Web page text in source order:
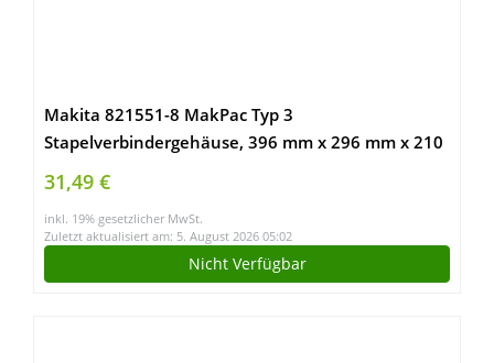
Makita 821551-8 MakPac Typ 3
Stapelverbindergehäuse, 396 mm x 296 mm x 210
mm, Blau
31,49 €
inkl. 19% gesetzlicher MwSt.
Zuletzt aktualisiert am: 5. August 2026 05:02
Nicht Verfügbar